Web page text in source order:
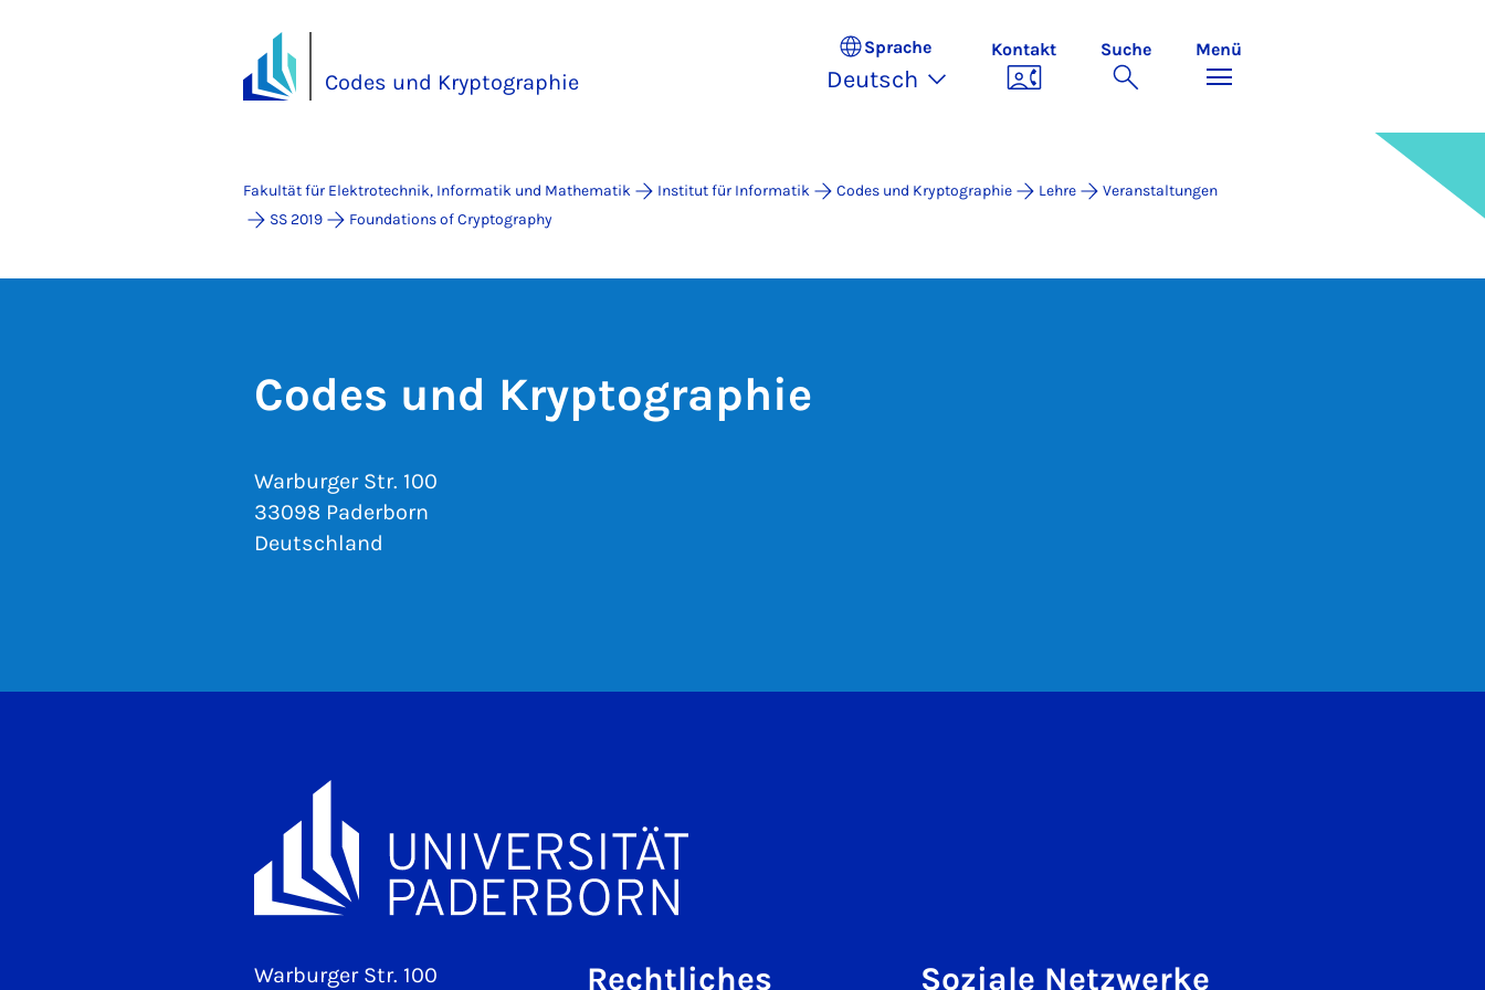
Codes und Kryptographie
Sprache
Deutsch
Kontakt Suche Menü
Fakultät für Elektrotechnik, Informatik und Mathematik Institut für Informatik Codes und Kryptographie Lehre
Veranstaltungen
SS 2019
Foundations of Cryptography
Codes und Kryptographie
Warburger Str. 100
33098 Paderborn
Deutschland
Warburger Str. 100 Rechtliches Soziale Netzwerke